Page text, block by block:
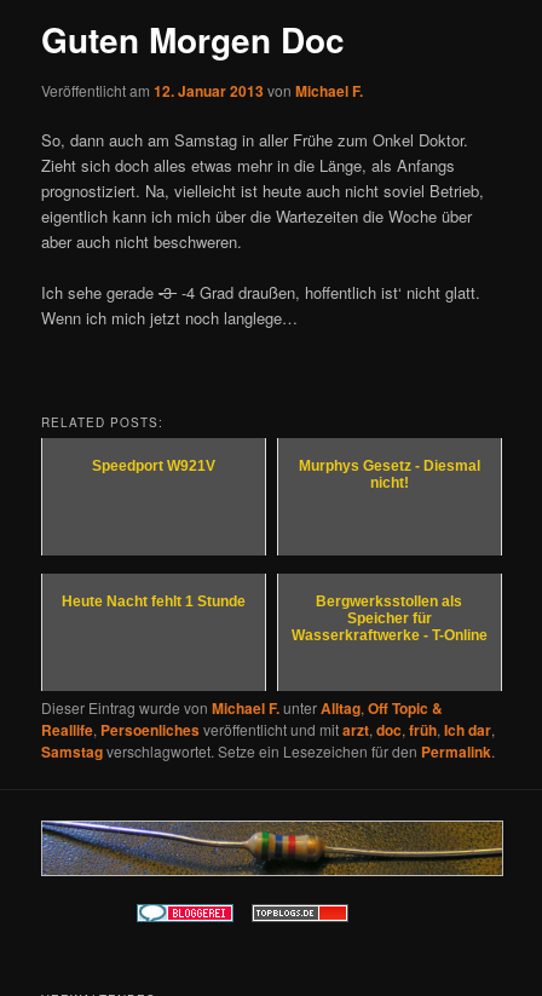
Guten Morgen Doc
Veröffentlicht am12. Januar 2013vonMichael F.
So, dann auch am Samstag in aller Frühe zum Onkel Doktor.
Zieht sich doch alles etwas mehr in die Länge, als Anfangs
prognostiziert. Na, vielleicht ist heute auch nicht soviel Betrieb,
eigentlich kann ich mich über die Wartezeiten die Woche über
aber auch nicht beschweren.
Ich sehe gerade-3 -4 Grad draußen, hoffentlich ist‘ nicht glatt.
Wenn ich mich jetzt noch langlege…
RELATED POSTS:
Speedport W921V
Murphys Gesetz - Diesmal
nicht!
Heute Nacht fehlt 1 Stunde
Bergwerksstollen als
Speicher für
Wasserkraftwerke - T-Online
Dieser Eintrag wurde vonMichael F.unterAlltag,Off Topic &
Reallife, Persoenlichesveröffentlicht und mitarzt,doc,früh,Ich dar,
Samstagverschlagwortet. Setze ein Lesezeichen für den Permalink.